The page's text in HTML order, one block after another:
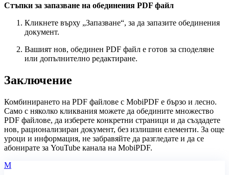
Стъпки за запазване на обединения PDF файл
Кликнете върху „Запазване“, за да запазите обединения
документ.
Вашият нов, обединен PDF файл е готов за споделяне
или допълнително редактиране.
Заключение
Комбинирането на PDF файлове с MobiPDF е бързо и лесно.
Само с няколко кликвания можете да обедините множество
PDF файлове, да изберете конкретни страници и да създадете
нов, рационализиран документ, без излишни елементи. За още
уроци и информация, не забравяйте да разгледате и да се
абонирате за YouTube канала на MobiPDF.
M